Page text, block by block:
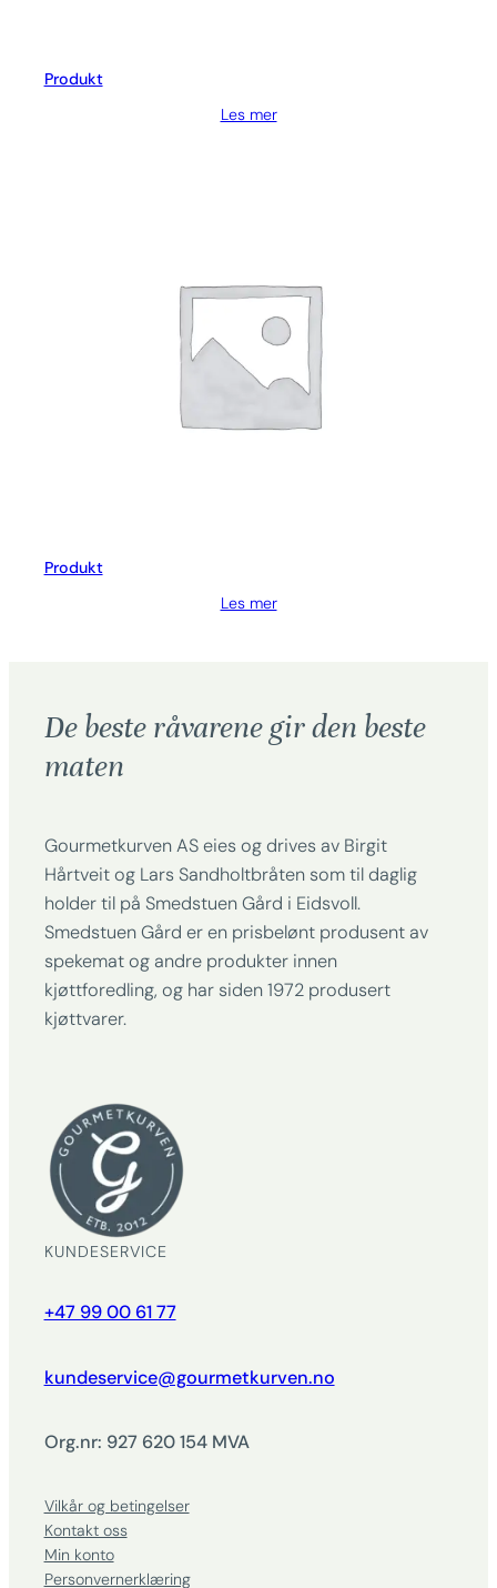
Produkt
Les mer
Produkt
Les mer
De beste råvarene gir den beste
maten
Gourmetkurven AS eies og drives av Birgit
Hårtveit og Lars Sandholtbråten som til daglig
holder til på Smedstuen Gård i Eidsvoll.
Smedstuen Gård er en prisbelønt produsent av
spekemat og andre produkter innen
kjøttforedling, og har siden 1972 produsert
kjøttvarer.
KUNDESERVICE
+47 99 00 61 77
kundeservice@gourmetkurven.no
Org.nr: 927 620 154 MVA
Vilkår og betingelser
Kontakt oss
Min konto
Personvernerklæring